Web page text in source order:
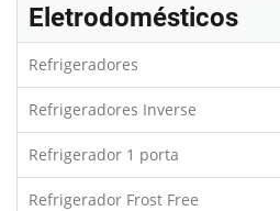
Eletrodomésticos
Refrigeradores
Refrigeradores Inverse
Refrigerador 1 porta
Refrigerador Frost Free